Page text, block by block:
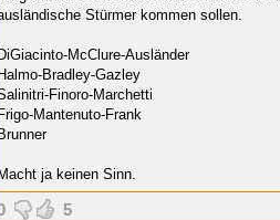
Stürmer kommen sollen.
DiGiacinto-McClure-Ausländer
Halmo-Bradley-Gazley
Finoro-Marchetti
Frigo-Mantenuto-Frank
Brunner
Macht ja keinen Sinn.
5